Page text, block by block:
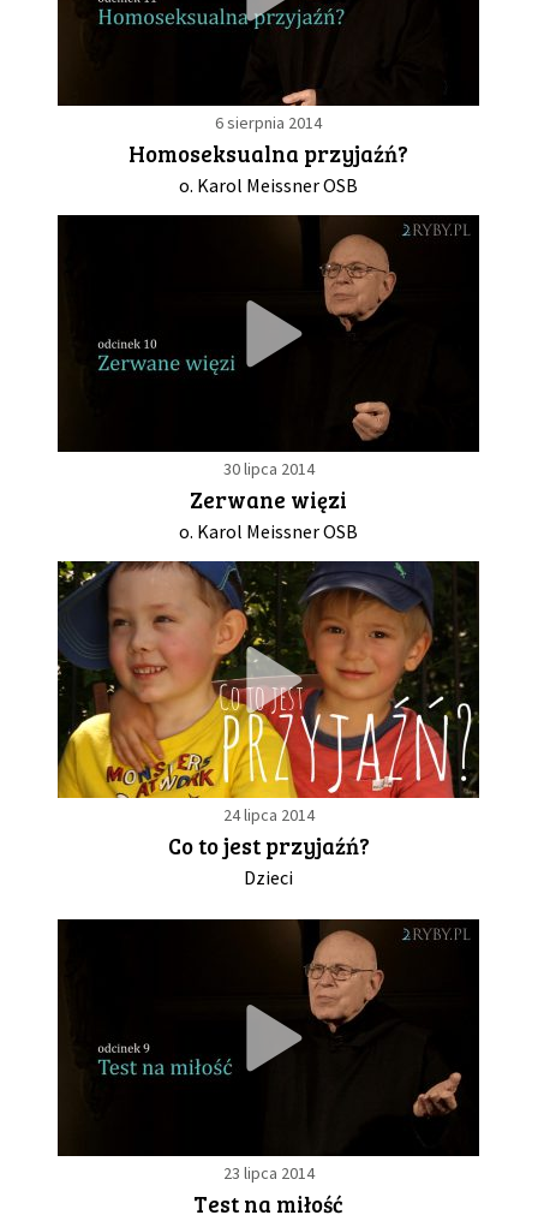
6 sierpnia 2014
Homoseksualna przyjaźń?
o. Karol Meissner OSB
30 lipca 2014
Zerwane więzi
o. Karol Meissner OSB
24 lipca 2014
Co to jest przyjaźń?
Dzieci
23 lipca 2014
Test na miłość